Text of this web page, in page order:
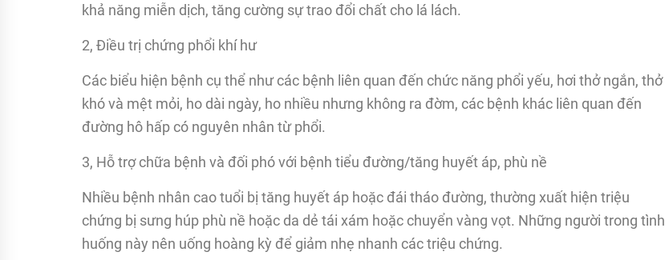
khả năng miễn dịch, tăng cường sự trao đổi chất cho lá lách.
2, Điều trị chứng phổi khí hư
Các biểu hiện bệnh cụ thể như các bệnh liên quan đến chức năng phổi yếu, hơi thở ngắn, thở
khó và mệt mỏi, ho dài ngày, ho nhiều nhưng không ra đờm, các bệnh khác liên quan đến
đường hô hấp có nguyên nhân từ phổi.
3, Hỗ trợ chữa bệnh và đối phó với bệnh tiểu đường/tăng huyết áp, phù nề
Nhiều bệnh nhân cao tuổi bị tăng huyết áp hoặc đái tháo đường, thường xuất hiện triệu
chứng bị sưng húp phù nề hoặc da dẻ tái xám hoặc chuyển vàng vọt. Những người trong tình
huống này nên uống hoàng kỳ để giảm nhẹ nhanh các triệu chứng.